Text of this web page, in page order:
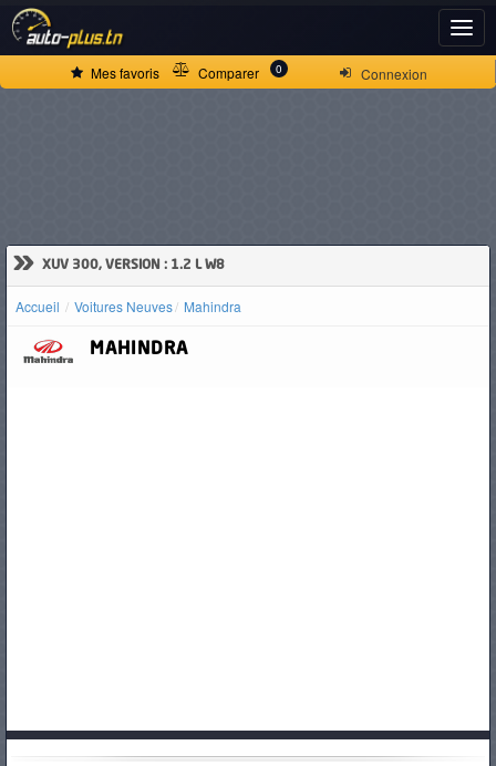
Connexion
Mes favoris Comparer 0
» XUV 300, VERSION : 1.2 L W8
Accueil Voitures Neuves Mahindra
MAHINDRA
ACCUEIL
D'OCCASION